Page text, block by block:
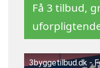
Få 3 tilbud,
3byggetilbud.dk -